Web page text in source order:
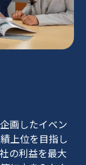
画したイベン
上位を目指し
の利益を最大